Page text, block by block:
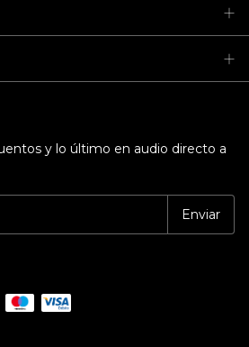
y lo último en audio directo a